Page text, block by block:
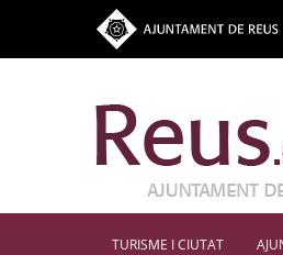
TURISME I CIUTAT